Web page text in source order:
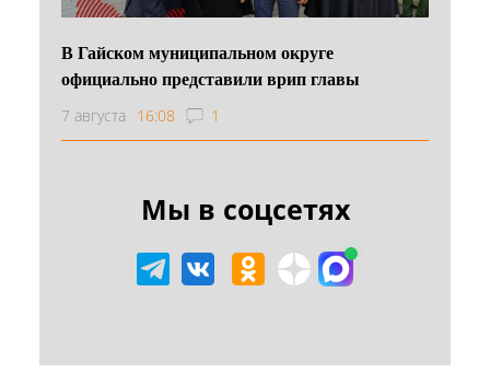
В Гайском муниципальном округе
официально представили врип главы
7 августа 16:08 1
Мы в соцсетях